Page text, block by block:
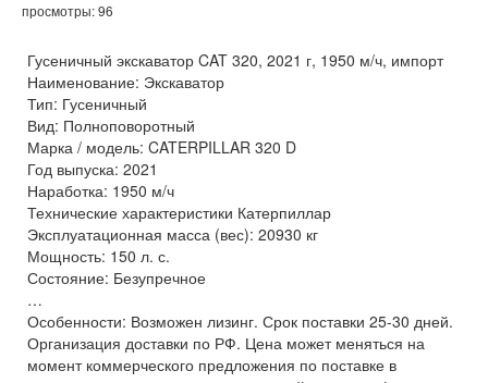
просмотры: 96
Гусеничный экскаватор CAT 320, 2021 г, 1950 м/ч, импорт
Наименование: Экскаватор
Тип: Гусеничный
Вид: Полноповоротный
Марка / модель: CATERPILLAR 320 D
Год выпуска: 2021
Наработка: 1950 м/ч
Технические характеристики Катерпиллар
Эксплуатационная масса (вес): 20930 кг
Мощность: 150 л. с.
Состояние: Безупречное
…
Особенности: Возможен лизинг. Срок поставки 25-30 дней.
Организация доставки по РФ. Цена может меняться на
момент коммерческого предложения по поставке в